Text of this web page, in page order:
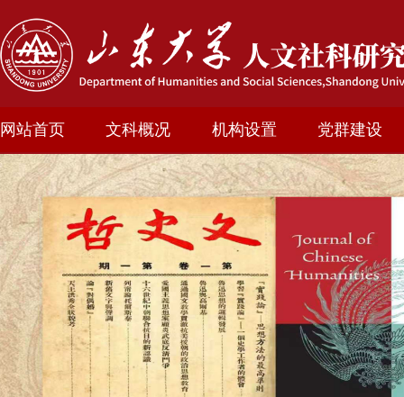
网站首页 文科概况 机构设置 党群建设